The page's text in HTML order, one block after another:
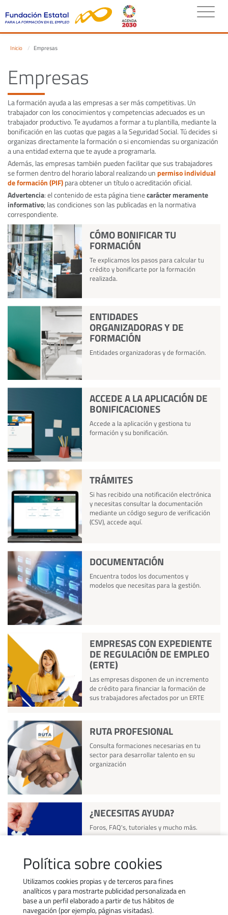
Política sobre cookies
Utilizamos cookies propias y de terceros para fines
analíticos y para mostrarte publicidad personalizada en
base a un perfil elaborado a partir de tus hábitos de
navegación (por ejemplo, páginas visitadas).
Inicio Empresas
Empresas
La formación ayuda a las empresas a ser más competitivas. Un
trabajador con los conocimientos y competencias adecuados es un
trabajador productivo. Te ayudamos a formar a tu plantilla, mediante la
bonificación en las cuotas que pagas a la Seguridad Social. Tú decides si
organizas directamente la formación o si encomiendas su organización
a una entidad externa que te ayude a programarla.
Además, las empresas también pueden facilitar que sus trabajadores
se formen dentro del horario laboral realizando unpermiso individual
de formación (PIF)para obtener un título o acreditación oficial.
Advertencia: el contenido de esta página tienecarácter meramente
informativo; las condiciones son las publicadas en la normativa
correspondiente.
CÓMO BONIFICAR TU
FORMACIÓN
Te explicamos los pasos para calcular tu
crédito y bonificarte por la formación
realizada.
ENTIDADES
ORGANIZADORAS Y DE
FORMACIÓN
Entidades organizadoras y de formación.
ACCEDE A LA APLICACIÓN DE
BONIFICACIONES
Accede a la aplicación y gestiona tu
formación y su bonificación.
TRÁMITES
Si has recibido una notificación electrónica
y necesitas consultar la documentación
mediante un código seguro de verificación
(CSV), accede aquí.
DOCUMENTACIÓN
Encuentra todos los documentos y
modelos que necesitas para la gestión.
EMPRESAS CON EXPEDIENTE
DE REGULACIÓN DE EMPLEO
(ERTE)
Las empresas disponen de un incremento
de crédito para financiar la formación de
sus trabajadores afectados por un ERTE
RUTA PROFESIONAL
Consulta formaciones necesarias en tu
sector para desarrollar talento en su
organización
¿NECESITAS AYUDA?
Foros, FAQ's, tutoriales y mucho más.